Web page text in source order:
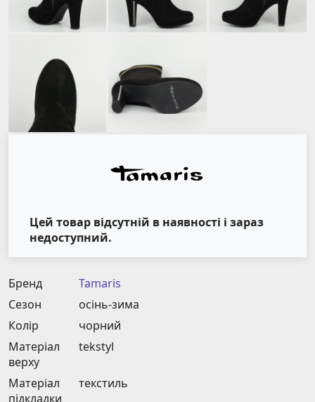
Цей товар відсутній в наявності і зараз
недоступний.
Бренд
Tamaris
Сезон
осінь-зима
Колір
чорний
Матеріал
верху
tekstyl
Матеріал
підкладки
текстиль